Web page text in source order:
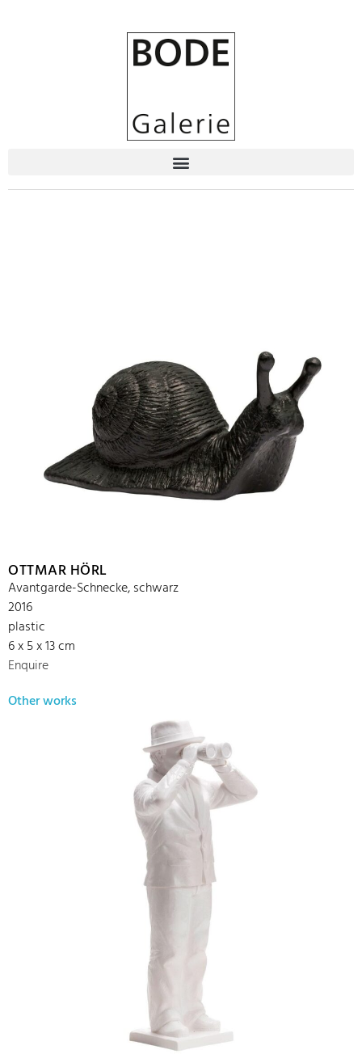
OTTMAR HÖRL
Avantgarde-Schnecke, schwarz
2016
plastic
6 x 5 x 13 cm
Enquire
Other works